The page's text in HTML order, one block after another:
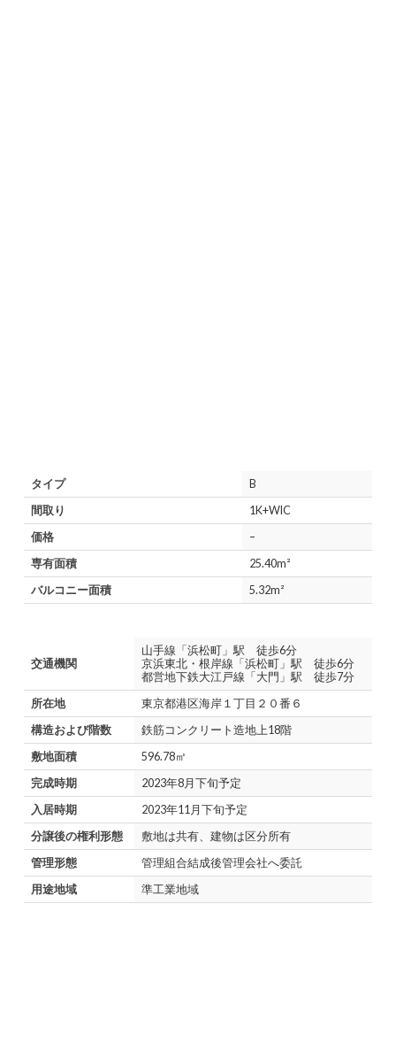
タイプ
B
間取り
1K+WIC
価格
–
専有面積
25.40m²
バルコニー面積
5.32m²
交通機関
山手線「浜松町」駅 徒歩6分
京浜東北・根岸線「浜松町」駅 徒歩6分
都営地下鉄大江戸線「大門」駅 徒歩7分
所在地
東京都港区海岸１丁目２０番６
構造および階数
鉄筋コンクリート造地上18階
敷地面積
596.78㎡
完成時期
2023年8月下旬予定
入居時期
2023年11月下旬予定
分譲後の権利形態
敷地は共有、建物は区分所有
管理形態
管理組合結成後管理会社へ委託
用途地域
準工業地域